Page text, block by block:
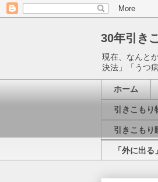
30年引き
現在、なんと
決法」「うつ
ホーム
引きこもり
引きこもり
「外に出